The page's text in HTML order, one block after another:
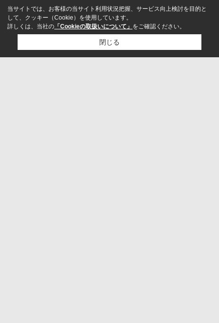
当サイトでは、お客様の当サイト利用状況把握、サービス向上検討を目的と
して、クッキー（Cookie）を使用しています。
詳しくは、当社の 「Cookieの取扱いについて」 をご確認ください。
閉じる